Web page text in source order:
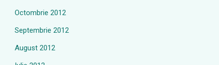
Octombrie 2012
Septembrie 2012
August 2012